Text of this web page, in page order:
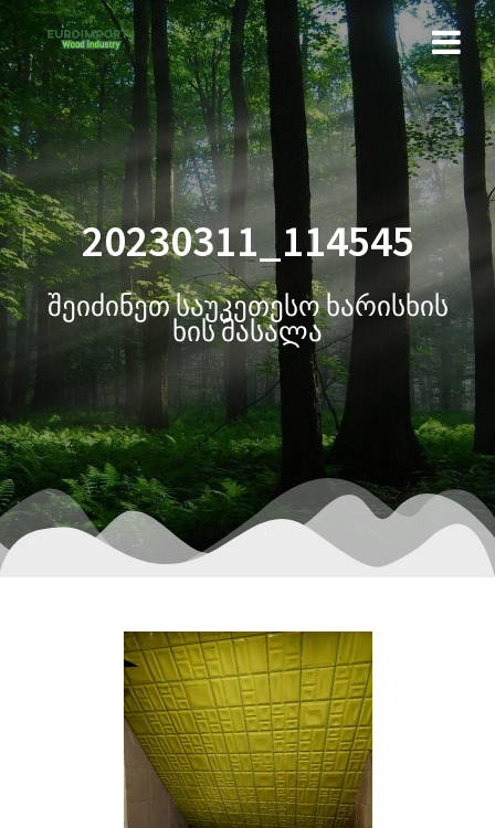
20230311_114545
შეიძინეთ საუკეთესო ხარისხის
ხის მასალა